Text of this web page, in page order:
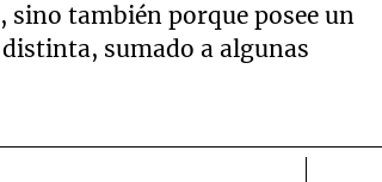
sino también porque posee un
sumado a algunas